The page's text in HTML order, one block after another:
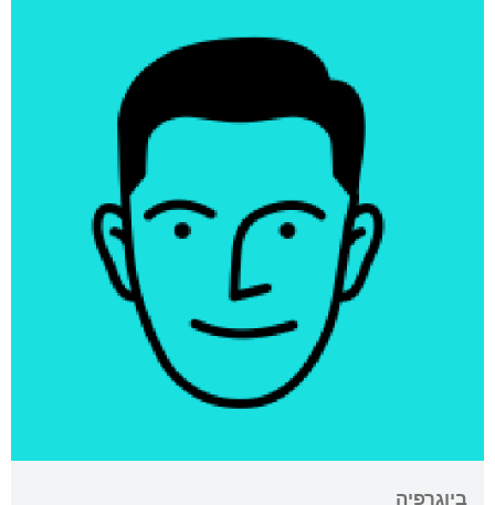
ביוגרפיה